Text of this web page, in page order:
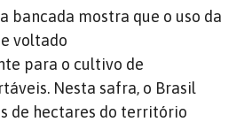
bancada mostra que o uso da
voltado
para o cultivo de
Nesta safra, o Brasil
de hectares do território